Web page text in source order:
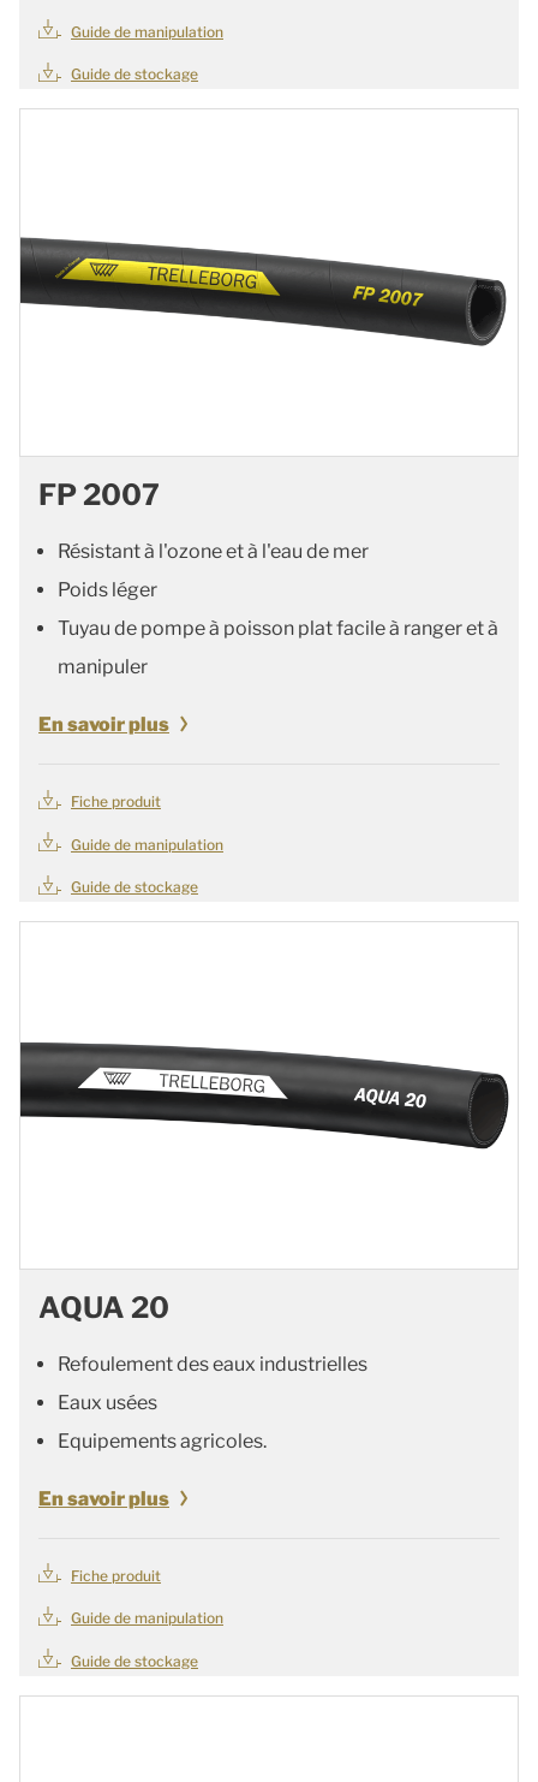
Guide de manipulation
Guide de stockage
FP 2007
Résistant à l'ozone et à l'eau de mer
Poids léger
Tuyau de pompe à poisson plat facile à ranger et à
manipuler
En savoir plus
Fiche produit
Guide de manipulation
Guide de stockage
AQUA 20
Refoulement des eaux industrielles
Eaux usées
Equipements agricoles.
En savoir plus
Fiche produit
Guide de manipulation
Guide de stockage